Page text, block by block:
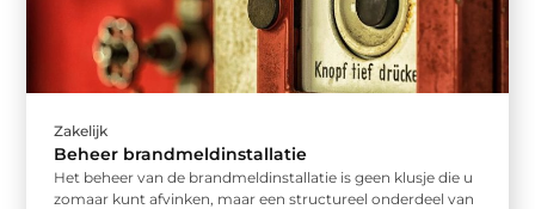
Zakelijk
Beheer brandmeldinstallatie
Het beheer van de brandmeldinstallatie is geen klusje die u
zomaar kunt afvinken, maar een structureel onderdeel van